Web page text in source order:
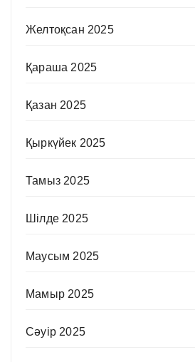
Желтоқсан 2025
Қараша 2025
Қазан 2025
Қыркүйек 2025
Тамыз 2025
Шілде 2025
Маусым 2025
Мамыр 2025
Сәуір 2025